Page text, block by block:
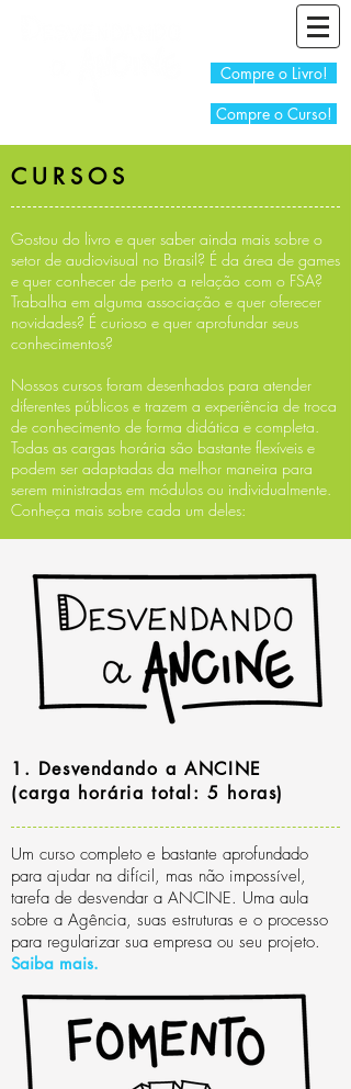
Compre o Livro!
Compre o Curso!
CURSOS
Gostou do livro e quer saber ainda mais sobre o
setor de audiovisual no Brasil? É da área de games
e quer conhecer de perto a relação com o FSA?
Trabalha em alguma associação e quer oferecer
novidades? É curioso e quer aprofundar seus
conhecimentos?
Nossos cursos foram desenhados para atender
diferentes públicos e trazem a experiência de troca
de conhecimento de forma didática e completa.
Todas as cargas horária são bastante flexíveis e
podem ser adaptadas da melhor maneira para
serem ministradas em módulos ou individualmente.
Conheça mais sobre cada um deles:
1. Desvendando a ANCINE
(carga horária total: 5 horas)
Um curso completo e bastante aprofundado
para ajudar na difícil, mas não impossível,
tarefa de desvendar a ANCINE. Uma aula
sobre a Agência, suas estruturas e o processo
para regularizar sua empresa ou seu projeto.
Saiba mais.